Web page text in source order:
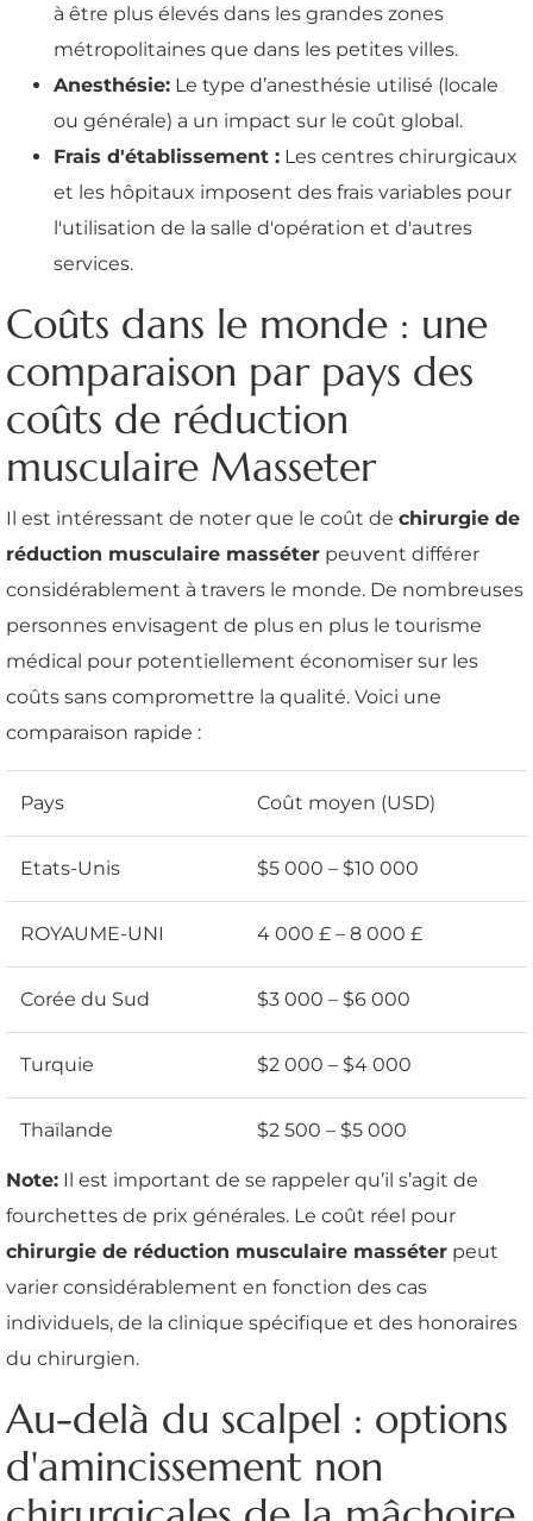
à être plus élevés dans les grandes zones
métropolitaines que dans les petites villes.
Anesthésie: Le type d’anesthésie utilisé (locale
ou générale) a un impact sur le coût global.
Frais d'établissement : Les centres chirurgicaux
et les hôpitaux imposent des frais variables pour
l'utilisation de la salle d'opération et d'autres
services.
Coûts dans le monde : une
comparaison par pays des
coûts de réduction
musculaire Masseter
Il est intéressant de noter que le coût de chirurgie de
réduction musculaire masséter peuvent différer
considérablement à travers le monde. De nombreuses
personnes envisagent de plus en plus le tourisme
médical pour potentiellement économiser sur les
coûts sans compromettre la qualité. Voici une
comparaison rapide :
Pays Coût moyen (USD)
Etats-Unis $5 000 – $10 000
ROYAUME-UNI 4 000 £ – 8 000 £
Corée du Sud $3 000 – $6 000
Turquie $2 000 – $4 000
Thaïlande $2 500 – $5 000
Note: Il est important de se rappeler qu’il s’agit de
fourchettes de prix générales. Le coût réel pour
chirurgie de réduction musculaire masséter peut
varier considérablement en fonction des cas
individuels, de la clinique spécifique et des honoraires
du chirurgien.
Au-delà du scalpel : options
d'amincissement non